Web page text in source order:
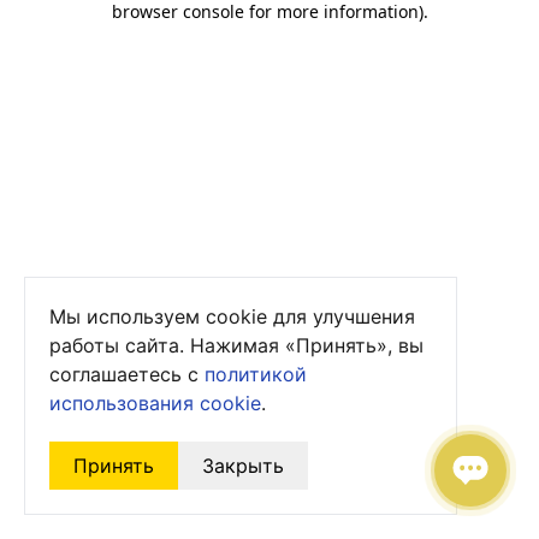
browser console for more information).
Мы используем cookie для улучшения
работы сайта. Нажимая «Принять», вы
соглашаетесь с политикой
использования cookie.
Принять Закрыть